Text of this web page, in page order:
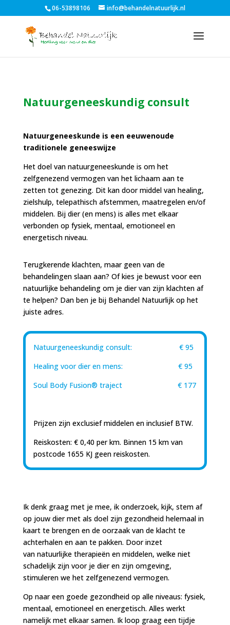
06-53898106 info@behandelnatuurlijk.nl
Natuurgeneeskundig consult
Natuurgeneeskunde is een eeuwenoude
traditionele geneeswijze
Het doel van natuurgeneeskunde is om het
zelfgenezend vermogen van het lichaam aan te
zetten tot genezing. Dit kan door middel van healing,
zielshulp, telepathisch afstemmen, maatregelen en/of
middelen. Bij dier (en mens) is alles met elkaar
verbonden op fysiek, mentaal, emotioneel en
energetisch niveau.
Terugkerende klachten, maar geen van de
behandelingen slaan aan? Of kies je bewust voor een
natuurlijke behandeling om je dier van zijn klachten af
te helpen? Dan ben je bij Behandel Natuurlijk op het
juiste adres.
Natuurgeneeskundig consult: € 95
Healing voor dier en mens: € 95
Soul Body Fusion® traject € 177
Prijzen zijn exclusief middelen en inclusief BTW.
Reiskosten: € 0,40 per km. Binnen 15 km van
postcode 1655 KJ geen reiskosten.
Ik denk graag met je mee, ik onderzoek, kijk, stem af
op jouw dier met als doel zijn gezondheid helemaal in
kaart te brengen en de oorzaak van de klacht te
achterhalen en aan te pakken. Door inzet
van natuurlijke therapieën en middelen, welke niet
schadelijk zijn voor je dier en zijn omgeving,
stimuleren we het zelfgenezend vermogen.
Op naar een goede gezondheid op alle niveaus: fysiek,
mentaal, emotioneel en energetisch. Alles werkt
namelijk met elkaar samen. Ik loop graag een tijdje